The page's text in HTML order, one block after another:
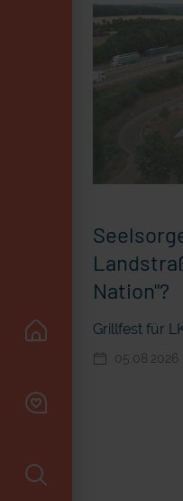
Nation"?
Grillfest für
05.08.2026